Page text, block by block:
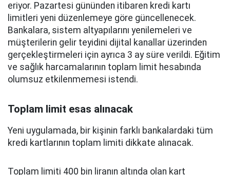
eriyor. Pazartesi gününden itibaren kredi kartı
limitleri yeni düzenlemeye göre güncellenecek.
Bankalara, sistem altyapılarını yenilemeleri ve
müşterilerin gelir teyidini dijital kanallar üzerinden
gerçekleştirmeleri için ayrıca 3 ay süre verildi. Eğitim
ve sağlık harcamalarının toplam limit hesabında
olumsuz etkilenmemesi istendi.
Toplam limit esas alınacak
Yeni uygulamada, bir kişinin farklı bankalardaki tüm
kredi kartlarının toplam limiti dikkate alınacak.
Toplam limiti 400 bin liranın altında olan kart